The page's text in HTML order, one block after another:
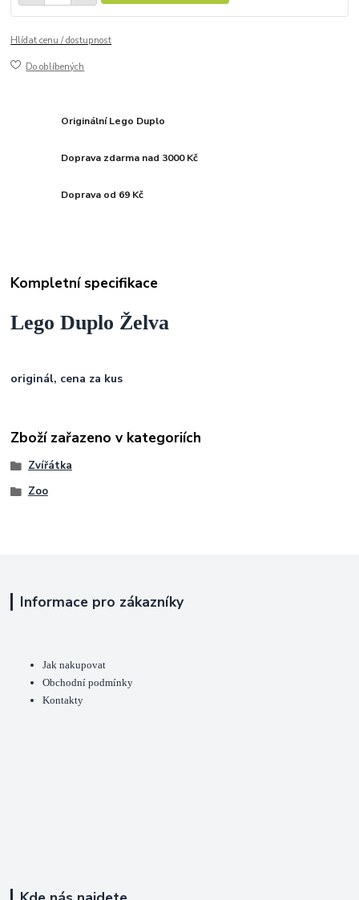
Hlídat cenu / dostupnost
Do oblíbených
Originální Lego Duplo
Doprava zdarma nad 3000 Kč
Doprava od 69 Kč
Kompletní specifikace
Lego Duplo Želva
originál, cena za kus
Zboží zařazeno v kategoriích
Zvířátka
Zoo
Informace pro zákazníky
Jak nakupovat
Obchodní podmínky
Kontakty